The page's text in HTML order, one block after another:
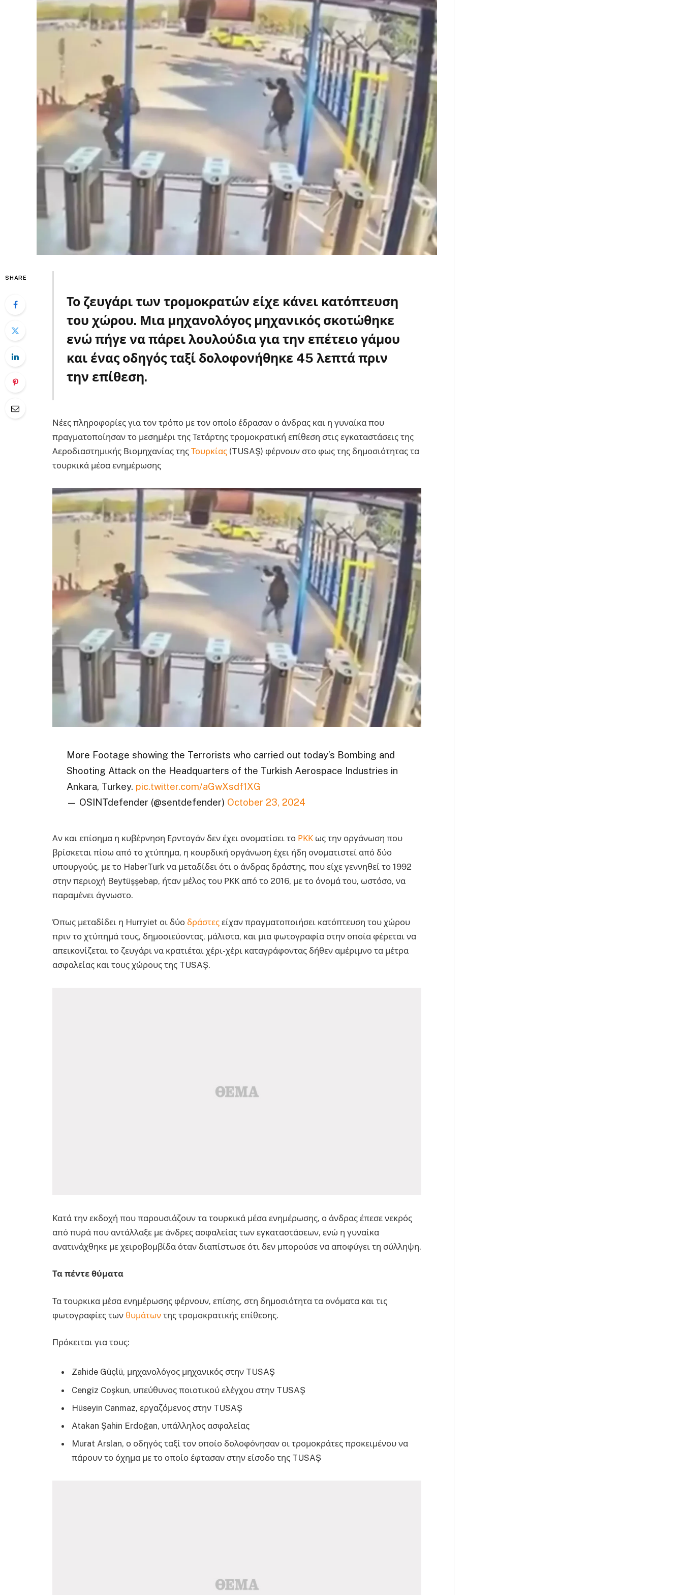
SHARE
Το ζευγάρι των τρομοκρατών είχε κάνει κατόπτευση
του χώρου. Μια μηχανολόγος μηχανικός σκοτώθηκε
ενώ πήγε να πάρει λουλούδια για την επέτειο γάμου
και ένας οδηγός ταξί δολοφονήθηκε 45 λεπτά πριν
την επίθεση.
Νέες πληροφορίες για τον τρόπο με τον οποίο έδρασαν ο άνδρας και η γυναίκα που
πραγματοποίησαν το μεσημέρι της Τετάρτης τρομοκρατική επίθεση στις εγκαταστάσεις της
Αεροδιαστημικής Βιομηχανίας της Τουρκίας (TUSAŞ) φέρνουν στο φως της δημοσιότητας τα
τουρκικά μέσα ενημέρωσης
More Footage showing the Terrorists who carried out today’s Bombing and
Shooting Attack on the Headquarters of the Turkish Aerospace Industries in
Ankara, Turkey. pic.twitter.com/aGwXsdf1XG
— OSINTdefender (@sentdefender) October 23, 2024
Αν και επίσημα η κυβέρνηση Ερντογάν δεν έχει ονοματίσει το ΡΚΚ ως την οργάνωση που
βρίσκεται πίσω από το χτύπημα, η κουρδική οργάνωση έχει ήδη ονοματιστεί από δύο
υπουργούς, με το HaberTurk να μεταδίδει ότι ο άνδρας δράστης, που είχε γεννηθεί το 1992
στην περιοχή Beytüşşebap, ήταν μέλος του ΡΚΚ από το 2016, με το όνομά του, ωστόσο, να
παραμένει άγνωστο.
Όπως μεταδίδει η Hurryiet οι δύο δράστες είχαν πραγματοποιήσει κατόπτευση του χώρου
πριν το χτύπημά τους, δημοσιεύοντας, μάλιστα, και μια φωτογραφία στην οποία φέρεται να
απεικονίζεται το ζευγάρι να κρατιέται χέρι-χέρι καταγράφοντας δήθεν αμέριμνο τα μέτρα
ασφαλείας και τους χώρους της TUSAŞ.
Κατά την εκδοχή που παρουσιάζουν τα τουρκικά μέσα ενημέρωσης, ο άνδρας έπεσε νεκρός
από πυρά που αντάλλαξε με άνδρες ασφαλείας των εγκαταστάσεων, ενώ η γυναίκα
ανατινάχθηκε με χειροβομβίδα όταν διαπίστωσε ότι δεν μπορούσε να αποφύγει τη σύλληψη.
Τα πέντε θύματα
Τα τουρκικα μέσα ενημέρωσης φέρνουν, επίσης, στη δημοσιότητα τα ονόματα και τις
φωτογραφίες των θυμάτων της τρομοκρατικής επίθεσης.
Πρόκειται για τους:
Zahide Güçlü, μηχανολόγος μηχανικός στην TUSAŞ
Cengiz Coşkun, υπεύθυνος ποιοτικού ελέγχου στην TUSAŞ
Hüseyin Canmaz, εργαζόμενος στην TUSAŞ
Atakan Şahin Erdoğan, υπάλληλος ασφαλείας
Murat Arslan, ο οδηγός ταξί τον οποίο δολοφόνησαν οι τρομοκράτες προκειμένου να
πάρουν το όχημα με το οποίο έφτασαν στην είσοδο της TUSAŞ